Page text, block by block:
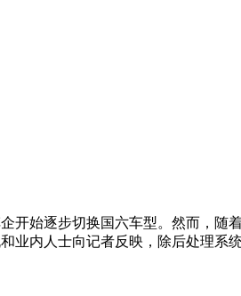
开始逐步切换国六车型。然而，随
业内人士向记者反映，除后处理